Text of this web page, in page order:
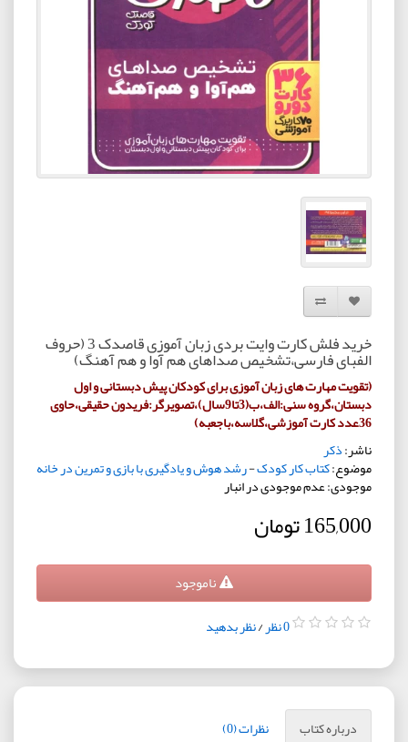
افزودن به لیست دلخواه
مقایسه این محصول
خرید فلش کارت وایت بردی زبان آموزی قاصدک 3 (حروف
الفبای فارسی،تشخیص صداهای هم آوا و هم آهنگ)
(تقویت مهارت های زبان آموزی برای کودکان پیش دبستانی و اول
دبستان،گروه سنی:الف،ب(3تا9سال)،تصویرگر:فریدون حقیقی،حاوی
36عدد کارت آموزشی،گلاسه،باجعبه)
ناشر:ذکر
موضوع:کتاب کار کودک-رشد هوش و یادگیری با بازی و تمرین در خانه
موجودی: عدم موجودی در انبار
165,000 تومان
ناموجود
0 نظر /نظر بدهید
درباره کتاب
نظرات (0)